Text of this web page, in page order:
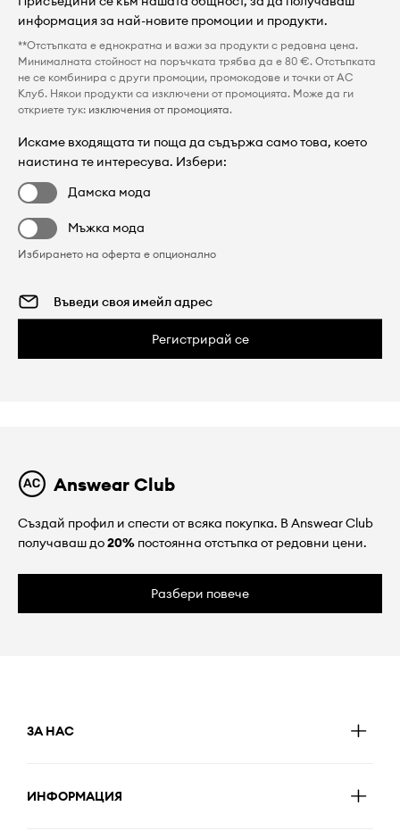
информация за най-новите промоции и продукти.
**Отстъпката е еднократна и важи за продукти с редовна цена.
Минималната стойност на поръчката трябва да е 80 €. Отстъпката
не се комбинира с други промоции, промокодове и точки от AC
Клуб. Някои продукти са изключени от промоцията. Може да ги
откриете тук: изключения от промоцията.
Искаме входящата ти поща да съдържа само това, което
наистина те интересува. Избери:
Дамска мода
Мъжка мода
Избирането на оферта е опционално
Регистрирай се
Answear Club
Създай профил и спести от всяка покупка. В Answear Club
получаваш до20% постоянна отстъпка от редовни цени.
Разбери повече
ЗА НАС
ИНФОРМАЦИЯ